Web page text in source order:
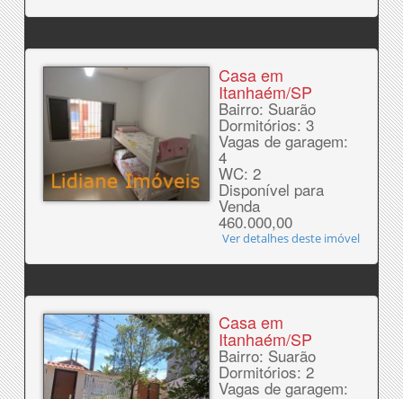
Casa em
Itanhaém/SP
Bairro: Suarão
Dormitórios: 3
Vagas de garagem:
4
WC: 2
Disponível para
Venda
460.000,00
Ver detalhes deste imóvel
Casa em
Itanhaém/SP
Bairro: Suarão
Dormitórios: 2
Vagas de garagem: